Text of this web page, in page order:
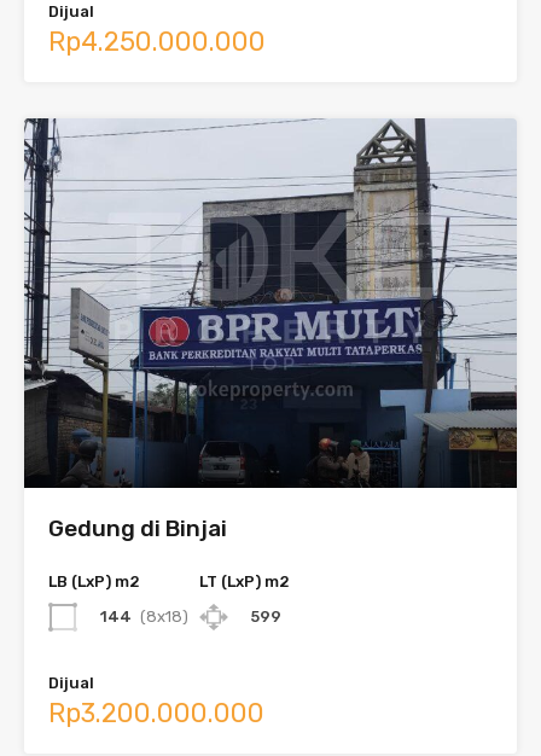
Dijual
Rp4.250.000.000
Gedung di Binjai
LB (LxP) m2
144 (8x18)
LT (LxP) m2
599
Dijual
Rp3.200.000.000